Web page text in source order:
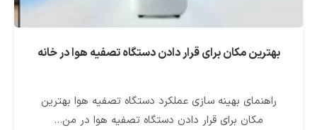
بهترین مکان برای قرار دادن دستگاه تصفیه هوا در خانه
راهنمای بهینه سازی عملکرد دستگاه تصفیه هوا بهترین
مکان برای قرار دادن دستگاه تصفیه هوا در من...